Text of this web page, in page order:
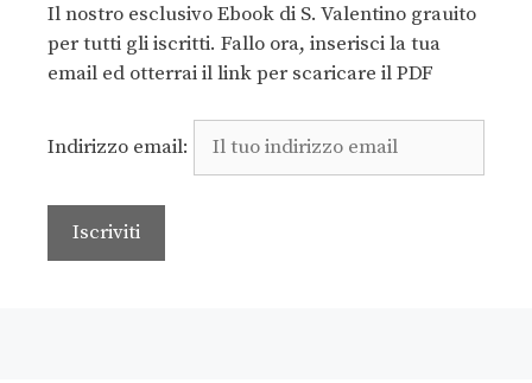
Il nostro esclusivo Ebook di S. Valentino grauito
per tutti gli iscritti. Fallo ora, inserisci la tua
email ed otterrai il link per scaricare il PDF
Indirizzo email: